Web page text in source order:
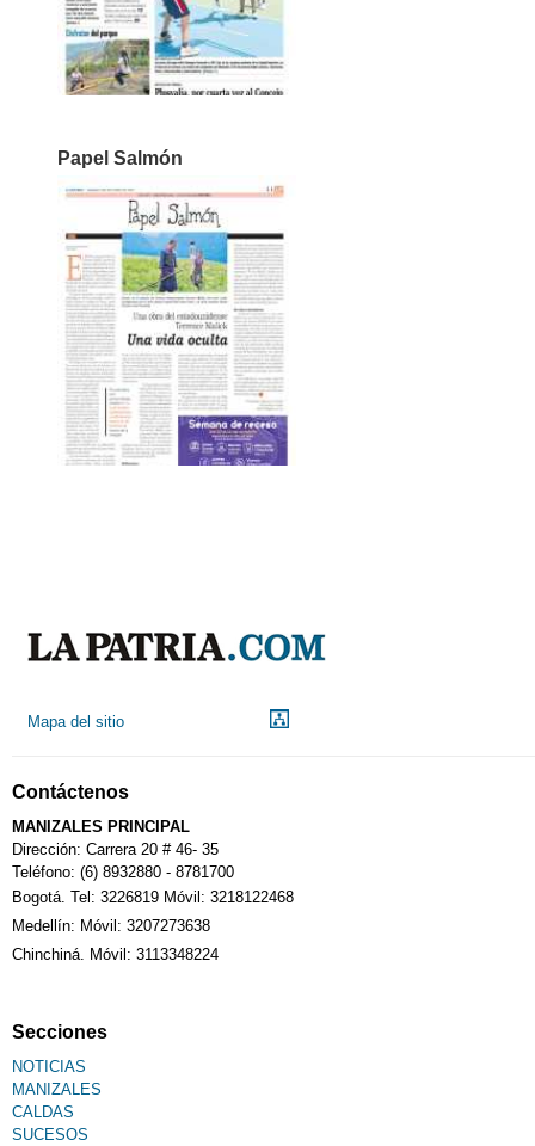
Papel Salmón
Mapa del sitio
Contáctenos
MANIZALES PRINCIPAL
Dirección: Carrera 20 # 46- 35
Teléfono: (6) 8932880 - 8781700
Bogotá. Tel: 3226819 Móvil: 3218122468
Medellín: Móvil: 3207273638
Chinchiná. Móvil: 3113348224
Secciones
NOTICIAS
MANIZALES
CALDAS
SUCESOS